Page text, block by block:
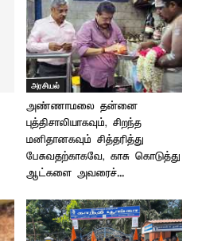
அரசியல்
அண்ணாமலை தன்னை
புத்திசாலியாகவும், சிறந்த
மனிதானகவும் சித்தரித்து
பேசுவதற்காகவே, காசு கொடுத்து
ஆட்களை அவரைச்...